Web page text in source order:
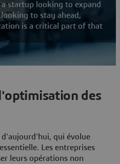
startup looking to expand
to stay ahead,
is a critical part of that
des
d'aujourd'hui, qui évolue
Les entreprises
leurs opérations non